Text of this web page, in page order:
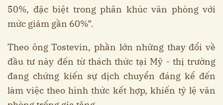
50%, đặc biệt trong phân khúc văn phòng với
mức giảm gần 60%”.
Theo ông Tostevin, phần lớn những thay đổi về
đầu tư này đến từ thách thức tại Mỹ - thị trường
đang chứng kiến sự dịch chuyển đáng kể đến
làm việc theo hình thức kết hợp, khiến tỷ lệ văn